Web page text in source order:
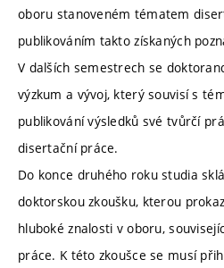
oboru stanoveném tématem
publikováním takto získaných
V dalších semestrech se
výzkum a vývoj, který souvisí s
publikování výsledků své tvůrčí
disertační práce.
Do konce druhého roku studia
doktorskou zkoušku, kterou
hluboké znalosti v oboru,
práce. K této zkoušce se musí